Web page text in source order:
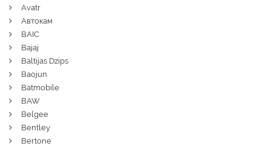
Avatr
Автокам
BAIC
Bajaj
Baltijas Dzips
Baojun
Batmobile
BAW
Belgee
Bentley
Bertone